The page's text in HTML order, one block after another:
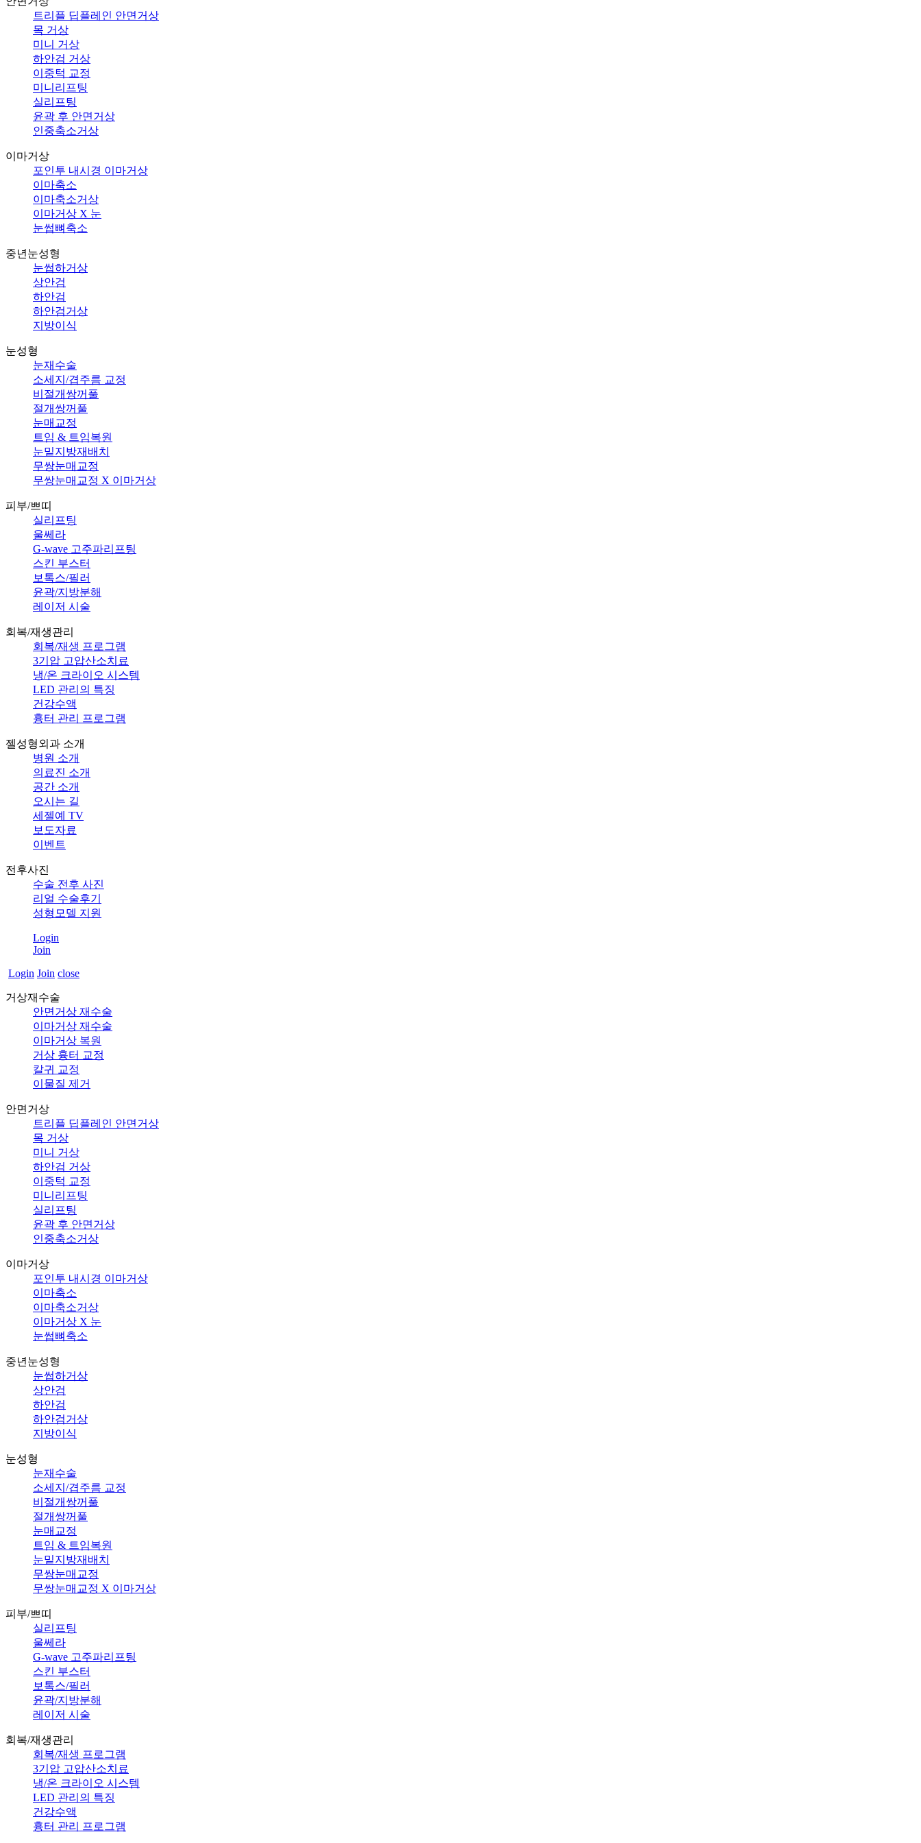
트리플 딥플레인 안면거상
목 거상
미니 거상
하안검 거상
이중턱 교정
미니리프팅
실리프팅
윤곽 후 안면거상
인중축소거상
이마거상
포인투 내시경 이마거상
이마축소
이마축소거상
이마거상 X 눈
눈썹뼈축소
중년눈성형
눈썹하거상
상안검
하안검
하안검거상
지방이식
눈성형
눈재수술
소세지/겹주름 교정
비절개쌍꺼풀
절개쌍꺼풀
눈매교정
트임 & 트임복원
눈밑지방재배치
무쌍눈매교정
무쌍눈매교정 X 이마거상
피부/쁘띠
실리프팅
울쎄라
G-wave 고주파리프팅
스킨 부스터
보톡스/필러
윤곽/지방분해
레이저 시술
회복/재생관리
회복/재생 프로그램
3기압 고압산소치료
냉/온 크라이오 시스템
LED 관리의 특징
건강수액
흉터 관리 프로그램
젤성형외과 소개
병원 소개
의료진 소개
공간 소개
오시는 길
세젤예 TV
보도자료
이벤트
전후사진
수술 전후 사진
리얼 수술후기
성형모델 지원
Login
Join
Login Join close
거상재수술
안면거상 재수술
이마거상 재수술
이마거상 복원
거상 흉터 교정
칼귀 교정
이물질 제거
안면거상
트리플 딥플레인 안면거상
목 거상
미니 거상
하안검 거상
이중턱 교정
미니리프팅
실리프팅
윤곽 후 안면거상
인중축소거상
이마거상
포인투 내시경 이마거상
이마축소
이마축소거상
이마거상 X 눈
눈썹뼈축소
중년눈성형
눈썹하거상
상안검
하안검
하안검거상
지방이식
눈성형
눈재수술
소세지/겹주름 교정
비절개쌍꺼풀
절개쌍꺼풀
눈매교정
트임 & 트임복원
눈밑지방재배치
무쌍눈매교정
무쌍눈매교정 X 이마거상
피부/쁘띠
실리프팅
울쎄라
G-wave 고주파리프팅
스킨 부스터
보톡스/필러
윤곽/지방분해
레이저 시술
회복/재생관리
회복/재생 프로그램
3기압 고압산소치료
냉/온 크라이오 시스템
LED 관리의 특징
건강수액
흉터 관리 프로그램